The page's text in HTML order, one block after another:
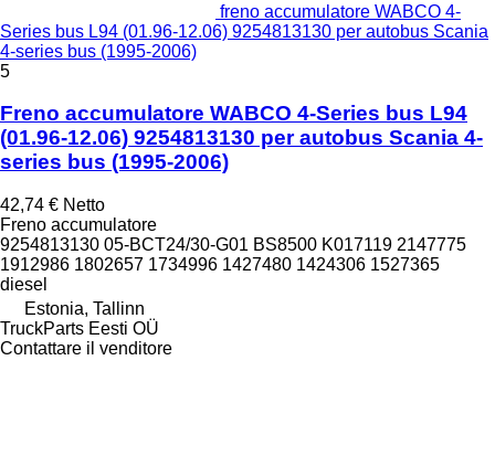
freno accumulatore WABCO 4-
Series bus L94 (01.96-12.06) 9254813130 per autobus Scania
4-series bus (1995-2006)
5
Freno accumulatore WABCO 4-Series bus L94
(01.96-12.06) 9254813130 per autobus Scania 4-
series bus (1995-2006)
42,74 € Netto
Freno accumulatore
9254813130 05-BCT24/30-G01 BS8500 K017119 2147775
1912986 1802657 1734996 1427480 1424306 1527365
diesel
Estonia, Tallinn
TruckParts Eesti OÜ
Contattare il venditore